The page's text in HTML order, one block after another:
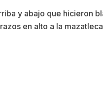
y abajo que hicieron
en alto a la